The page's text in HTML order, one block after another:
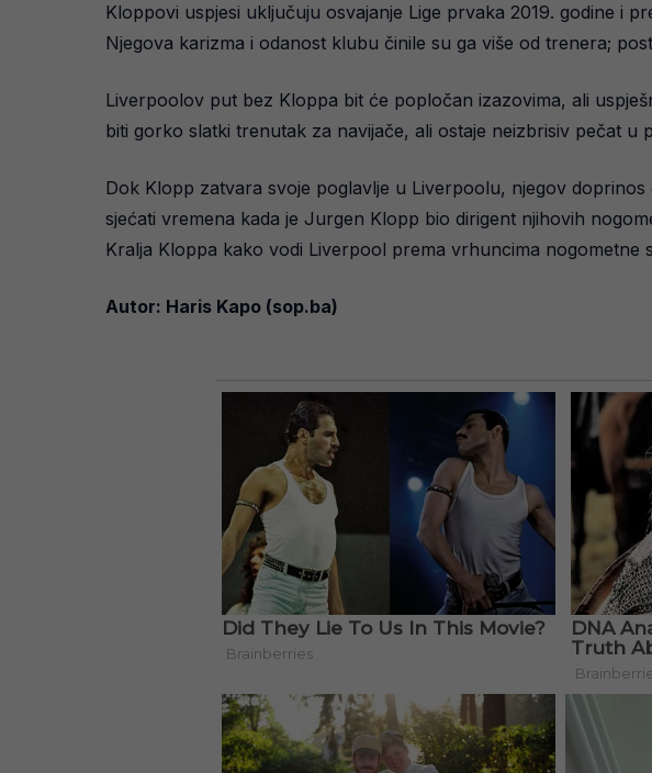
Kloppovi uspjesi uključuju osvajanje Lige prvaka 2019. godine i
Njegova karizma i odanost klubu činile su ga više od trenera;
Liverpoolov put bez Kloppa bit će popločan izazovima, ali
biti gorko slatki trenutak za navijače, ali ostaje neizbrisiv pečat u
Dok Klopp zatvara svoje poglavlje u Liverpoolu, njegov
sjećati vremena kada je Jurgen Klopp bio dirigent njihovih
Kralja Kloppa kako vodi Liverpool prema vrhuncima nogometne
Autor: Haris Kapo (sop.ba)